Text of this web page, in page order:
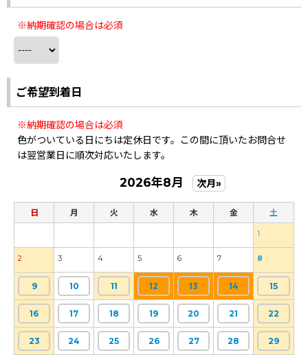
※納期確認の場合は必須
ご希望到着日
※納期確認の場合は必須
色がついている日にちは定休日です。この間に頂いたお問合せ
は翌営業日に順次対応いたします。
2026年8月 次月»
日 月 火 水 木 金 土
1
2 3 4 5 6 7 8
9 10 11 12 13 14 15
16 17 18 19 20 21 22
23 24 25 26 27 28 29